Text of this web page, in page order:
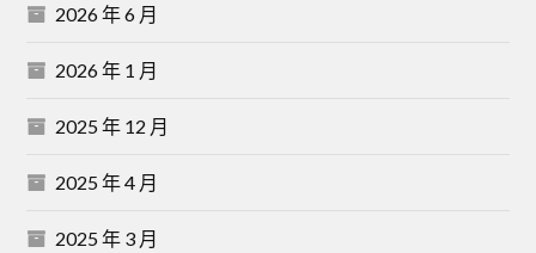
2026 年 6 月
2026 年 1 月
2025 年 12 月
2025 年 4 月
2025 年 3 月